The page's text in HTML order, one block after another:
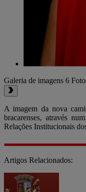
Galeria de imagens 6
A imagem da nova
bracarenses, através
Relações Institucionais
Artigos Relacionados: